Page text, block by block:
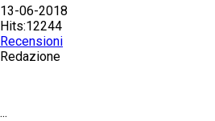
13-06-2018
Hits:12244
Recensioni
Redazione
...